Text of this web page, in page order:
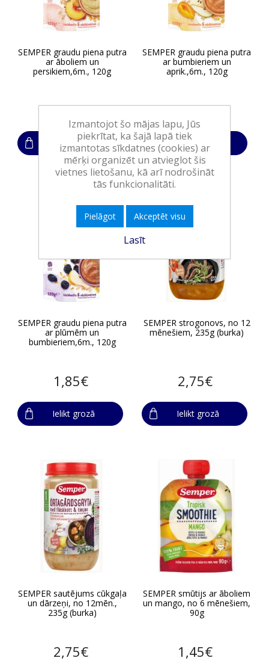
SEMPER graudu piena putra
ar āboliem un
persikiem,6m., 120g
1,85€
Ielikt grozā
SEMPER graudu piena putra
ar bumbieriem un
aprik.,6m., 120g
1,85€
Ielikt grozā
SEMPER graudu piena putra
ar plūmēm un
bumbieriem,6m., 120g
1,85€
Ielikt grozā
SEMPER strogonovs, no 12
mēnešiem, 235g (burka)
2,75€
Ielikt grozā
SEMPER sautējums cūkgaļa
un dārzeņi, no 12mēn.,
235g (burka)
2,75€
SEMPER smūtijs ar āboliem
un mango, no 6 mēnešiem,
90g
1,45€
Izmantojot šo mājas lapu, Jūs
piekrītat, ka šajā lapā tiek
izmantotas sīkdatnes (cookies) ar
mērķi organizēt un atvieglot šis
vietnes lietošanu, kā arī nodrošināt
tās funkcionalitāti.
Pielāgot Akceptēt visu
Lasīt